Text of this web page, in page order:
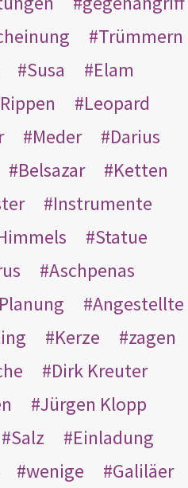
Trümmern
Susa
Elam
Rippen
Leopard
Meder
Darius
Belsazar
Ketten
Instrumente
Statue
Aschpenas
Planung
Angestellte
Kerze
zagen
Dirk Kreuter
Jürgen Klopp
Salz
Einladung
wenige
Galiläer